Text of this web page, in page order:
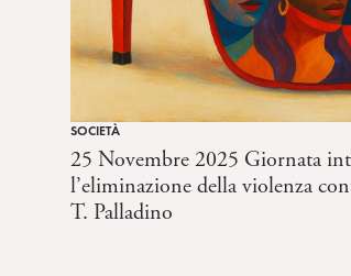
SOCIETÀ
25 Novembre 2025 Giornata
l’eliminazione della violenza
T. Palladino